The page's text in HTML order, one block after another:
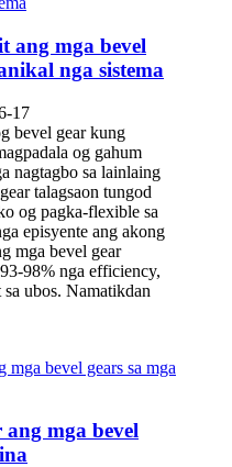
ang mga bevel
nga sistema
17
bevel gear kung
og gahum
nagtagbo sa lainlaing
talagsaon tungod
og pagka-flexible sa
episyente ang akong
mga bevel gear
98% nga efficiency,
sa ubos. Namatikdan
mga bevel